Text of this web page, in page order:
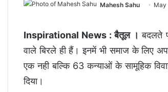
Mahesh Sahu May
Inspirational News :बैतूल । बदलते
वाले बिरले ही हैं। इनमें भी समाज के लिए
एक नही बल्कि 63 कन्याओं के सामूहिक
दिया।